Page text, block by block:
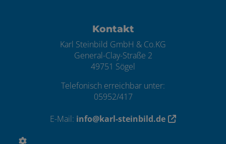
Kontakt
Karl Steinbild GmbH & Co.KG
General-Clay-Straße 2
49751 Sögel
Telefonisch erreichbar unter:
05952/417
E-Mail: info@karl-steinbild.de